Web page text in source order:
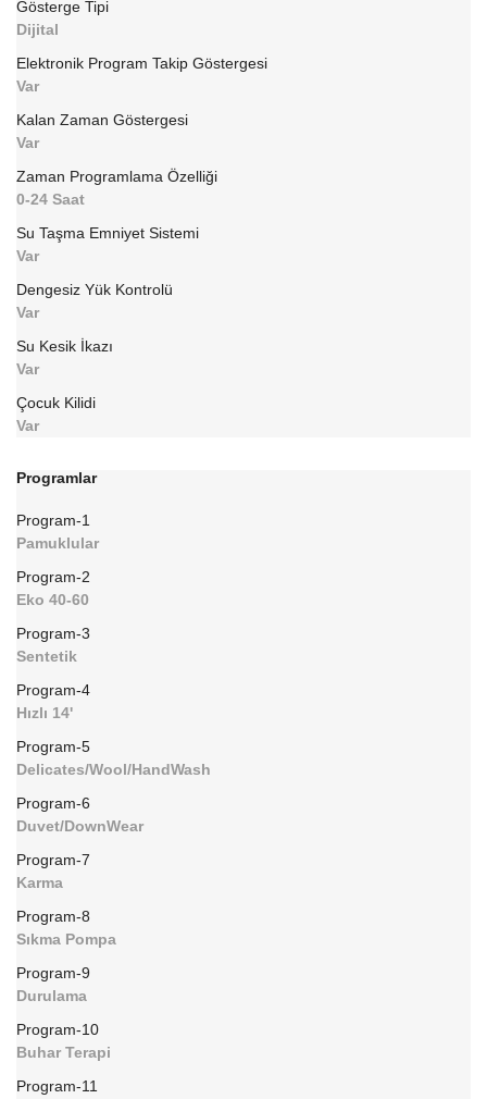
Gösterge Tipi
Dijital
Elektronik Program Takip Göstergesi
Var
Kalan Zaman Göstergesi
Var
Zaman Programlama Özelliği
0-24 Saat
Su Taşma Emniyet Sistemi
Var
Dengesiz Yük Kontrolü
Var
Su Kesik İkazı
Var
Çocuk Kilidi
Var
Programlar
Program-1
Pamuklular
Program-2
Eko 40-60
Program-3
Sentetik
Program-4
Hızlı 14'
Program-5
Delicates/Wool/HandWash
Program-6
Duvet/DownWear
Program-7
Karma
Program-8
Sıkma Pompa
Program-9
Durulama
Program-10
Buhar Terapi
Program-11